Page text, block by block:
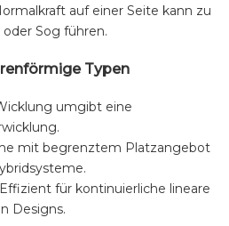
auf einer Seite kann zu
Sog führen.
Typen
umgibt eine
mit begrenztem Platzangebot
für kontinuierliche lineare
Designs.